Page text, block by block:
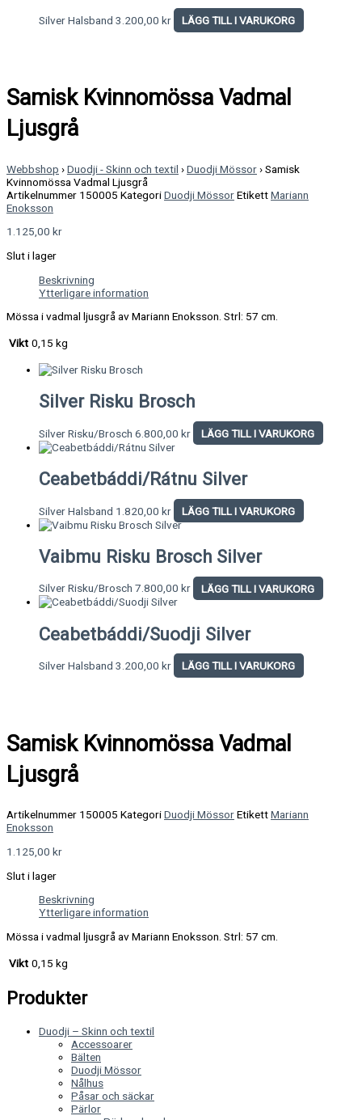
Silver Halsband 3.200,00 kr LÄGG TILL I VARUKORG
Samisk Kvinnomössa Vadmal
Ljusgrå
Webbshop ›Duodji - Skinn och textil ›Duodji Mössor›Samisk
Kvinnomössa Vadmal Ljusgrå
Artikelnummer 150005 KategoriDuodji MössorEtikettMariann
Enoksson
1.125,00 kr
Slut i lager
Beskrivning
Ytterligare information
Mössa i vadmal ljusgrå av Mariann Enoksson. Strl: 57 cm.
Vikt 0,15 kg
Silver Risku Brosch
Silver Risku/Brosch 6.800,00 kr LÄGG TILL I VARUKORG
Ceabetbáddi/Rátnu Silver
Silver Halsband 1.820,00 kr LÄGG TILL I VARUKORG
Vaibmu Risku Brosch Silver
Silver Risku/Brosch 7.800,00 kr LÄGG TILL I VARUKORG
Ceabetbáddi/Suodji Silver
Silver Halsband 3.200,00 kr LÄGG TILL I VARUKORG
Samisk Kvinnomössa Vadmal
Ljusgrå
Artikelnummer 150005 KategoriDuodji MössorEtikettMariann
Enoksson
1.125,00 kr
Slut i lager
Beskrivning
Ytterligare information
Mössa i vadmal ljusgrå av Mariann Enoksson. Strl: 57 cm.
Vikt 0,15 kg
Produkter
Duodji – Skinn och textil
Accessoarer
Bälten
Duodji Mössor
Nålhus
Påsar och säckar
Pärlor